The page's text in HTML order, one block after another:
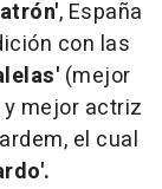
, España
con las
(mejor
mejor actriz
el cual